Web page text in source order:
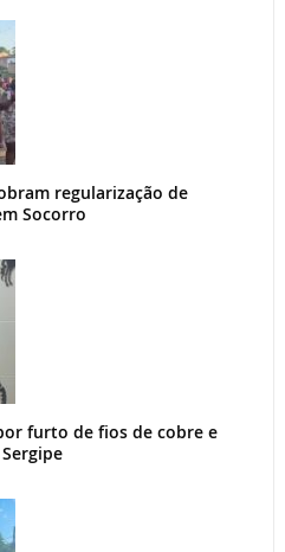
regularização de
Socorro
furto de fios de cobre e